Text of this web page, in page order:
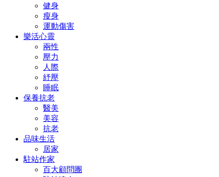
健身
瘦身
運動傷害
樂活心靈
兩性
壓力
人際
紓壓
睡眠
保養抗老
醫美
美容
抗老
品味生活
居家
駐站作家
百大顧問團